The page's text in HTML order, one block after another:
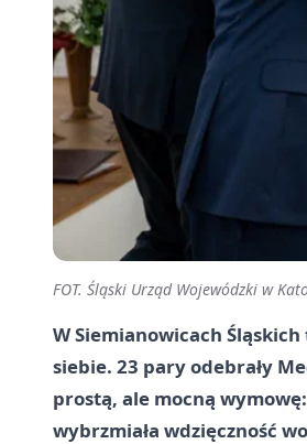
FOT. Śląski Urząd Wojewódzki w
W Siemianowicach
siebie. 23 pary odebrały
prostą, ale mocną
wybrzmiała wdzięczność